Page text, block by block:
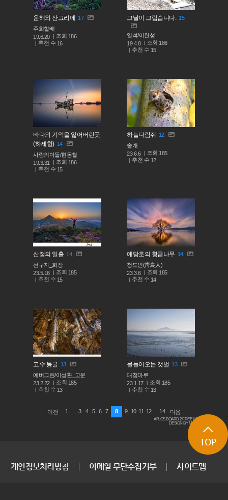
운해와 산그리메 17
주희할배
19.6.20
조회 186
추천 수 16
그날이 그립습니다. 15
일석/이한성.
19.4.8
조회 186
추천 수 15
바다의 기억을 잃어버린곳
(하제항) 14
사람의아들/현동철
19.3.31
조회 186
추천 수 15
하늘다람쥐 12
솔개
23.6.6
조회 185
추천 수 12
산정의 일출 14
선구자_회장
23.5.16
조회 185
추천 수 15
예당호의 황금나무 14
청도인(靑島人)
23.3.6
조회 185
추천 수 14
고수 동굴 13
에버그린/이성환_고문
23.2.22
조회 185
추천 수 13
물들어오는 갯벌 13
대청마루
23.1.17
조회 185
추천 수 13
이전 1 3 4 5 6 7 8 9 10 11 12 14 다음
APLOS BOARD 2 FREE LICENSE
DESIGN BY MACARON
TOP
개인정보처리방침 이메일 무단수집거부 사이트맵